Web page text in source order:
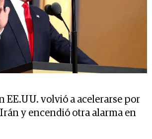
EE.UU. volvió a acelerarse por
y encendió otra alarma en